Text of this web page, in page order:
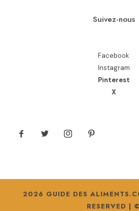
Suivez-nous
Facebook
Instagram
Pinterest
X
2026 GUIDE DES
RESERVED | ©